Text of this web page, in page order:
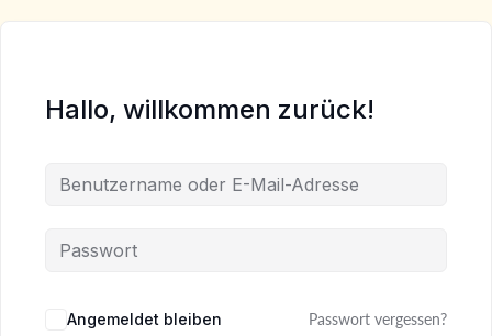
Hallo, willkommen zurück!
Alternative:
Angemeldet bleiben Passwort vergessen?